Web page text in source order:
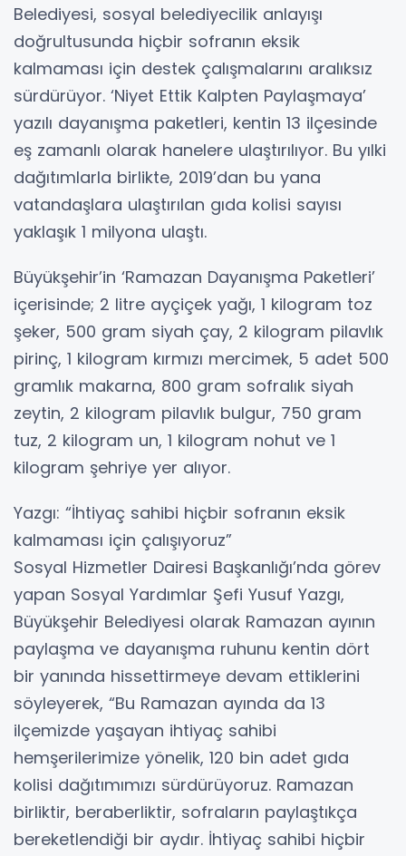
Belediyesi, sosyal belediyecilik anlayışı
doğrultusunda hiçbir sofranın eksik
kalmaması için destek çalışmalarını aralıksız
sürdürüyor. ‘Niyet Ettik Kalpten Paylaşmaya’
yazılı dayanışma paketleri, kentin 13 ilçesinde
eş zamanlı olarak hanelere ulaştırılıyor. Bu yılki
dağıtımlarla birlikte, 2019’dan bu yana
vatandaşlara ulaştırılan gıda kolisi sayısı
yaklaşık 1 milyona ulaştı.
Büyükşehir’in ‘Ramazan Dayanışma Paketleri’
içerisinde; 2 litre ayçiçek yağı, 1 kilogram toz
şeker, 500 gram siyah çay, 2 kilogram pilavlık
pirinç, 1 kilogram kırmızı mercimek, 5 adet 500
gramlık makarna, 800 gram sofralık siyah
zeytin, 2 kilogram pilavlık bulgur, 750 gram
tuz, 2 kilogram un, 1 kilogram nohut ve 1
kilogram şehriye yer alıyor.
Yazgı: “İhtiyaç sahibi hiçbir sofranın eksik
kalmaması için çalışıyoruz”
Sosyal Hizmetler Dairesi Başkanlığı’nda görev
yapan Sosyal Yardımlar Şefi Yusuf Yazgı,
Büyükşehir Belediyesi olarak Ramazan ayının
paylaşma ve dayanışma ruhunu kentin dört
bir yanında hissettirmeye devam ettiklerini
söyleyerek, “Bu Ramazan ayında da 13
ilçemizde yaşayan ihtiyaç sahibi
hemşerilerimize yönelik, 120 bin adet gıda
kolisi dağıtımımızı sürdürüyoruz. Ramazan
birliktir, beraberliktir, sofraların paylaştıkça
bereketlendiği bir aydır. İhtiyaç sahibi hiçbir